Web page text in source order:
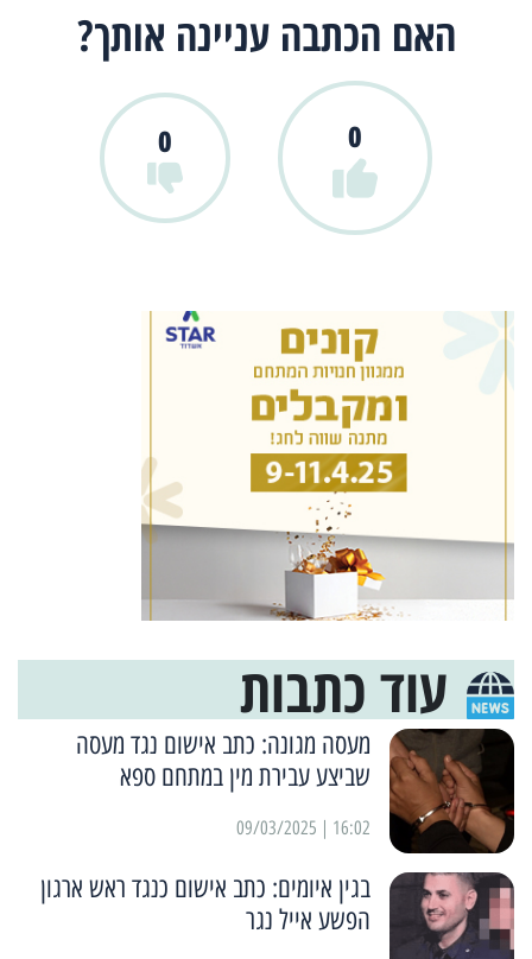
האם הכתבה עניינה אותך?
0
0
עוד כתבות
מעסה מגונה: כתב אישום נגד מעסה
שביצע עבירת מין במתחם ספא
16:02 | 09/03/2025
בגין איומים: כתב אישום כנגד ראש ארגון
הפשע אייל נגר